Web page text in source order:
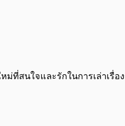
ม่ที่สนใจและรักในการเล่าเรื่